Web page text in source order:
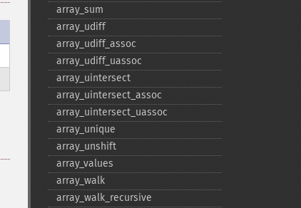
array_​sum
array_​udiff
array_​udiff_​assoc
array_​udiff_​uassoc
array_​uintersect
array_​uintersect_​assoc
array_​uintersect_​uassoc
array_​unique
array_​unshift
array_​values
array_​walk
array_​walk_​recursive